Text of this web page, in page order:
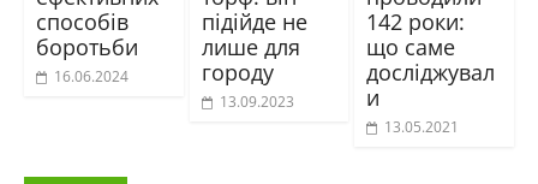
способів
боротьби
16.06.2024
підійде не
лише для
городу
13.09.2023
142 роки:
що саме
досліджувал
и
13.05.2021